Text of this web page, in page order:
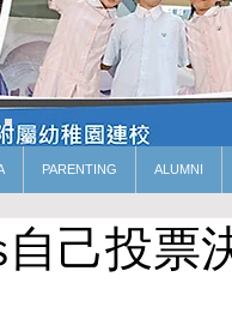
PARENTING ALUMNI
己投票